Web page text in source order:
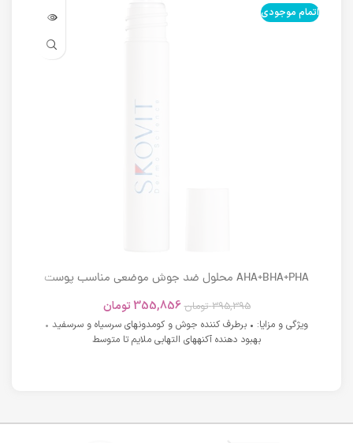
اتمام موجودی
AHA+BHA+PHA محلول ضد جوش موضعی مناسب پوست
395,395 تومان 355,856 تومان
ویژگی و مزایا: • برطرف کننده جوش و کومدونهای سرسیاه و سرسفید •
بهبود دهنده آکنههای التهابی ملایم تا متوسط